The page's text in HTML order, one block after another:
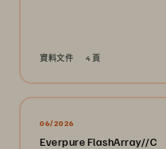
資料文件 4 頁
06/2026
Everpure FlashArray//C